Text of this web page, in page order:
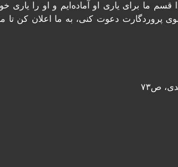
ما برای یاری او آماده‌ایم و او را یاری
پروردگارت دعوت کنی، به ما اعلان کن تا
ص۷۳